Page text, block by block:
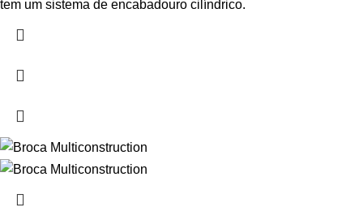
tem um sistema de encabadouro cilíndrico.